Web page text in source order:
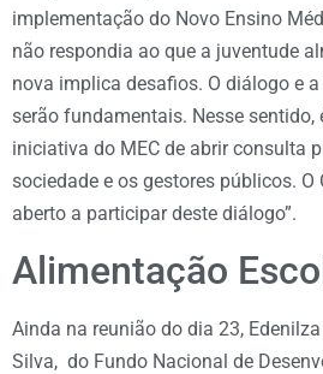
implementação do Novo Ensino
não respondia ao que a juventude
nova implica desafios. O diálogo e
serão fundamentais. Nesse
iniciativa do MEC de abrir consulta
sociedade e os gestores públicos. O
aberto a participar deste diálogo”.
Alimentação
Ainda na reunião do dia 23,
Silva, do Fundo Nacional de